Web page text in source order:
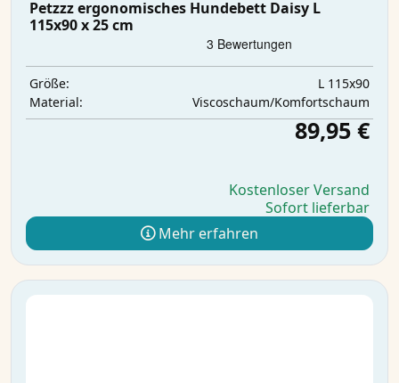
Petzzz ergonomisches Hundebett Daisy L
115x90 x 25 cm
Größe:
L 115x90
Material:
Viscoschaum/Komfortschaum
89,95 €
Kostenloser Versand
Sofort lieferbar
Mehr erfahren